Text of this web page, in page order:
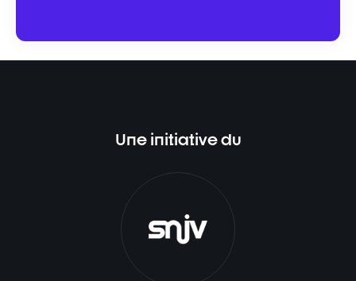
Une initiative du